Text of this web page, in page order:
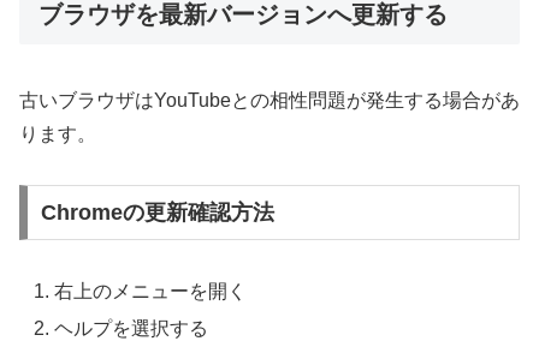
ブラウザを最新バージョンへ更新する
古いブラウザはYouTubeとの相性問題が発生する場合があ
ります。
Chromeの更新確認方法
右上のメニューを開く
ヘルプを選択する